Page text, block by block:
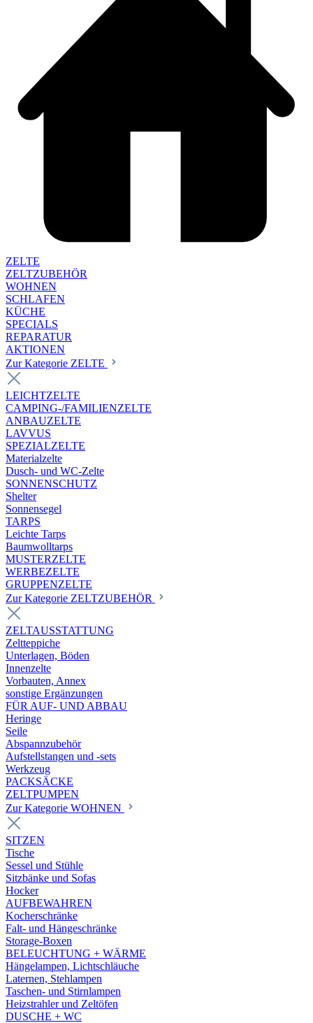
ZELTE
ZELTZUBEHÖR
WOHNEN
SCHLAFEN
KÜCHE
SPECIALS
REPARATUR
AKTIONEN
Zur Kategorie ZELTE
LEICHTZELTE
CAMPING-/FAMILIENZELTE
ANBAUZELTE
LAVVUS
SPEZIALZELTE
Materialzelte
Dusch- und WC-Zelte
SONNENSCHUTZ
Shelter
Sonnensegel
TARPS
Leichte Tarps
Baumwolltarps
MUSTERZELTE
WERBEZELTE
GRUPPENZELTE
Zur Kategorie ZELTZUBEHÖR
ZELTAUSSTATTUNG
Zeltteppiche
Unterlagen, Böden
Innenzelte
Vorbauten, Annex
sonstige Ergänzungen
FÜR AUF- UND ABBAU
Heringe
Seile
Abspannzubehör
Aufstellstangen und -sets
Werkzeug
PACKSÄCKE
ZELTPUMPEN
Zur Kategorie WOHNEN
SITZEN
Tische
Sessel und Stühle
Sitzbänke und Sofas
Hocker
AUFBEWAHREN
Kocherschränke
Falt- und Hängeschränke
Storage-Boxen
BELEUCHTUNG + WÄRME
Hängelampen, Lichtschläuche
Laternen, Stehlampen
Taschen- und Stirnlampen
Heizstrahler und Zeltöfen
DUSCHE + WC